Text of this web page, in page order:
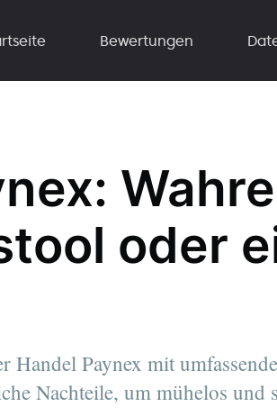
Bewertungen
oder
Handel Paynex mit
Nachteile, um mühelos und